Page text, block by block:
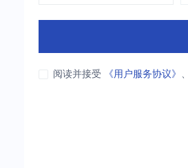
阅读并接受 《用户服务协议》 、